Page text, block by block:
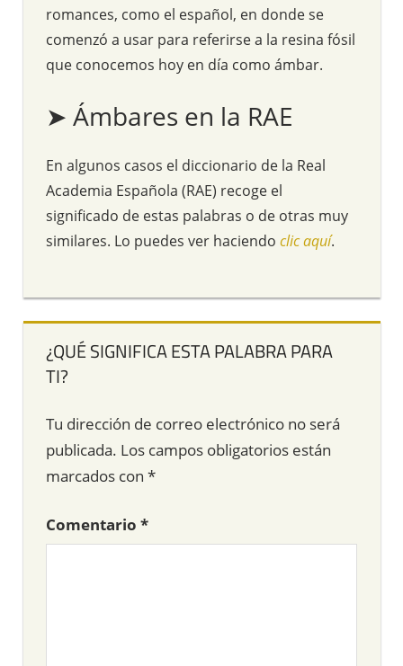
romances, como el español, en donde se
comenzó a usar para referirse a la resina fósil
que conocemos hoy en día como ámbar.
➤ Ámbares en la RAE
En algunos casos el diccionario de la Real
Academia Española (RAE) recoge el
significado de estas palabras o de otras muy
similares. Lo puedes ver haciendo clic aquí.
¿QUÉ SIGNIFICA ESTA PALABRA PARA
TI?
Tu dirección de correo electrónico no será
publicada. Los campos obligatorios están
marcados con *
Comentario *